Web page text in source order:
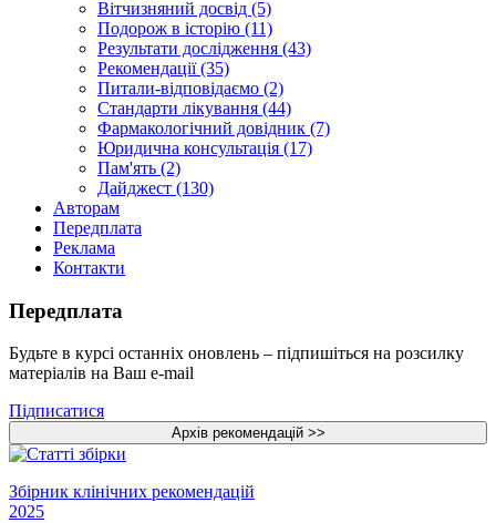
Вітчизняний досвід (5)
Подорож в історію (11)
Результати дослідження (43)
Рекомендації (35)
Питали-відповідаємо (2)
Стандарти лікування (44)
Фармакологічний довідник (7)
Юридична консультація (17)
Пам'ять (2)
Дайджест (130)
Авторам
Передплата
Реклама
Контакти
Передплата
Будьте в курсі останніх оновлень – підпишіться на розсилку
матеріалів на Ваш e-mail
Підписатися
Збірник клінічних рекомендацій
2025